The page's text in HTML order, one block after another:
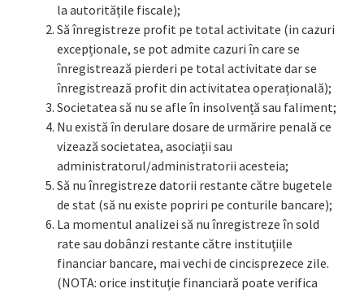
la autoritățile fiscale);
Să înregistreze profit pe total activitate (in cazuri
excepționale, se pot admite cazuri în care se
înregistrează pierderi pe total activitate dar se
înregistrează profit din activitatea operațională);
Societatea să nu se afle în insolvență sau faliment;
Nu există în derulare dosare de urmărire penală ce
vizează societatea, asociații sau
administratorul/administratorii acesteia;
Să nu înregistreze datorii restante către bugetele
de stat (să nu existe popriri pe conturile bancare);
La momentul analizei să nu înregistreze în sold
rate sau dobânzi restante către instituțiile
financiar bancare, mai vechi de cincisprezece zile.
(NOTA: orice instituție financiară poate verifica